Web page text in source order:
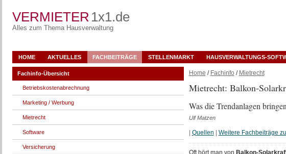
VERMIETER 1x1.de
Alles zum Thema Hausverwaltung
HOME AKTUELLES FACHBEITRÄGE STELLENMARKT HAUSVERWALTUNGS-
Home / Fachinfo / Mietrecht
Mietrecht: Balkon-
Was die Trendanlagen
Ulf Matzen
Quellen Weitere Fachbeiträge
Oft hört man von Balkon-
Fachinfo-Übersicht
Betriebskostenabrechnung
Marketing / Werbung
Mietrecht
Software
Versicherung